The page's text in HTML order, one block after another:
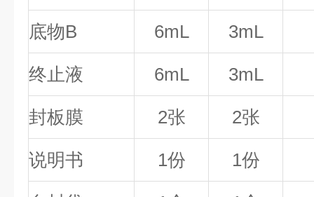
底物B 6mL 3mL
终止液 6mL 3mL
封板膜 2张 2张
说明书 1份 1份